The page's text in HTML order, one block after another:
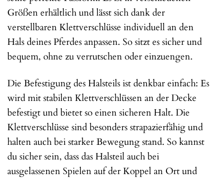
Größen erhältlich und lässt sich dank der
verstellbaren Klettverschlüsse individuell an den
Hals deines Pferdes anpassen. So sitzt es sicher und
bequem, ohne zu verrutschen oder einzuengen.
Die Befestigung des Halsteils ist denkbar einfach: Es
wird mit stabilen Klettverschlüssen an der Decke
befestigt und bietet so einen sicheren Halt. Die
Klettverschlüsse sind besonders strapazierfähig und
halten auch bei starker Bewegung stand. So kannst
du sicher sein, dass das Halsteil auch bei
ausgelassenen Spielen auf der Koppel an Ort und